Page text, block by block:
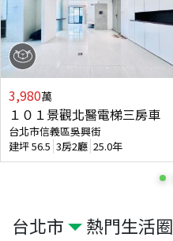
台北市 熱門生活圈
3,980萬
１０１景觀北醫電梯三房車
台北市信義區吳興街
建坪56.5 3房2廳 25.0年